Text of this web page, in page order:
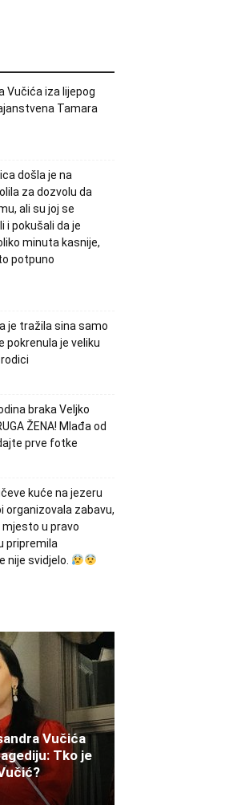
Vučića iza lijepog
Tamara
došla je na
za dozvolu da
ali su joj se
i pokušali da je
minuta kasnije,
potpuno
je tražila sina samo
pokrenula je veliku
braka Veljko
ŽENA! Mlađa od
prve fotke
kuće na jezeru
organizovala zabavu,
u pravo
pripremila
nije svidjelo.
Vučića
Tko je